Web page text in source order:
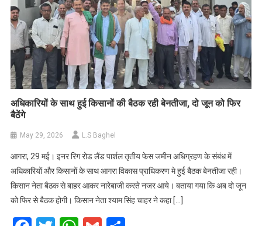
अधिकारियों के साथ हुई किसानों की बैठक रही बेनतीजा, दो जून को फिर
बैठेंगे
May 29, 2026 L.S Baghel
आगरा, 29 मई। इनर रिग रोड लैंड पार्शल तृतीय फेस जमीन अधिग्रहण के संबंध में
अधिकारियों और किसानों के साथ आगरा विकास प्राधिकरण मे हुई बैठक बेनतीजा रही।
किसान नेता बैठक से बाहर आकर नारेबाजी करते नजर आये। बताया गया कि अब दो जून
को फिर से बैठक होगी। किसान नेता श्याम सिंह चाहर ने कहा […]